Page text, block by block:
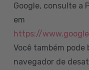
Google, consulte a
em
https://
Você também pode
navegador de